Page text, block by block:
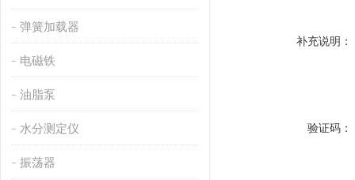
弹簧加载器
电磁铁
油脂泵
水分测定仪
振荡器
补充说明：
验证码：